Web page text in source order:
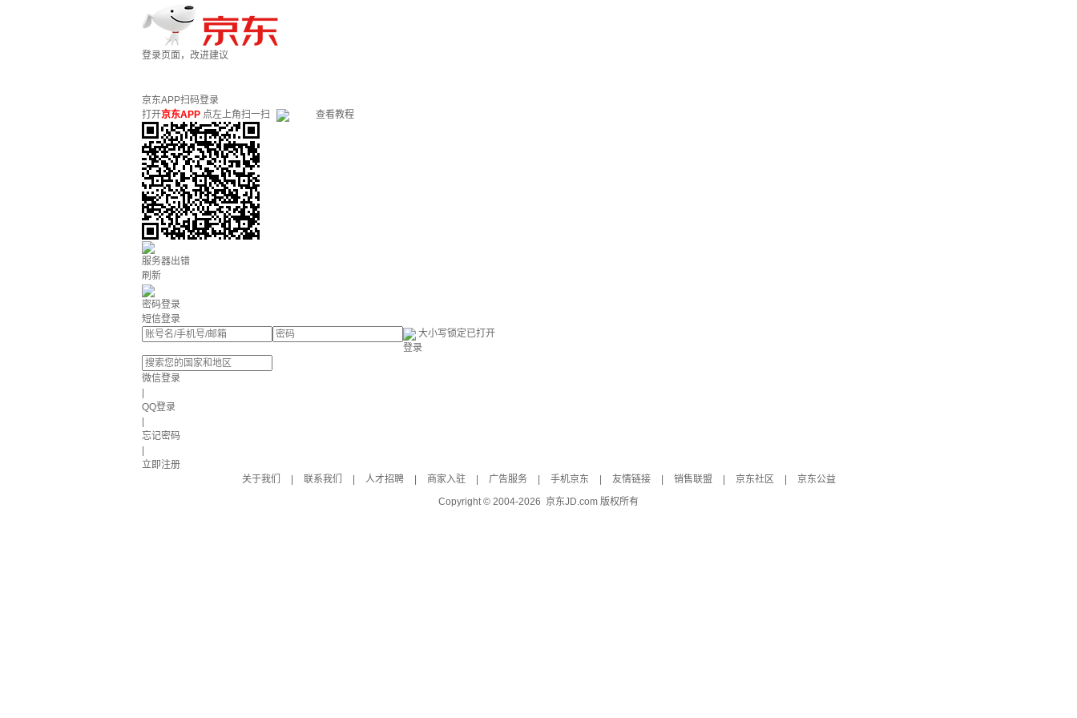
登录页面，改进建议
京东APP扫码登录
打开京东APP 点左上角扫一扫 查看教程
服务器出错
刷新
密码登录
短信登录
大小写锁定已打开
登录
微信登录
QQ登录
忘记密码
立即注册
关于我们
联系我们 人才招聘 商家入驻 广告服务 手机京东 友情链接 销售联盟 京东社区
京东公益
Copyright © 2004-2026 京东JD.com 版权所有